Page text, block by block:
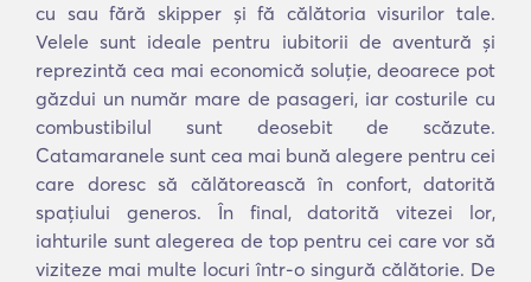
cu sau fără skipper și fă călătoria visurilor tale.
Velele sunt ideale pentru iubitorii de aventură și
reprezintă cea mai economică soluție, deoarece pot
găzdui un număr mare de pasageri, iar costurile cu
combustibilul sunt deosebit de scăzute.
Catamaranele sunt cea mai bună alegere pentru cei
care doresc să călătorească în confort, datorită
spațiului generos. În final, datorită vitezei lor,
iahturile sunt alegerea de top pentru cei care vor să
viziteze mai multe locuri într-o singură călătorie. De